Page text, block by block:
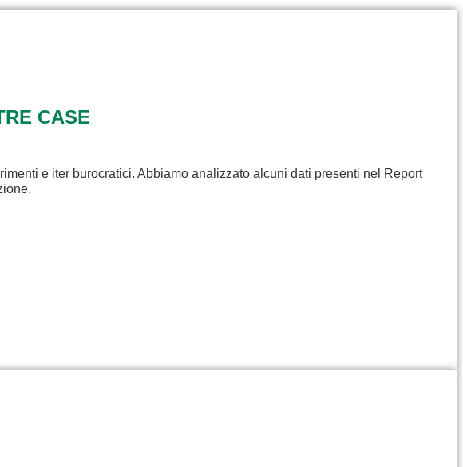
CASE
e iter burocratici. Abbiamo analizzato alcuni dati presenti nel Report